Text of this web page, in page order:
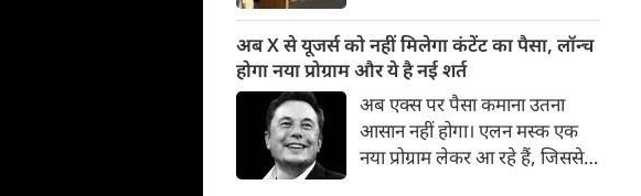
थीम, एक आवाज, सशक्त भविष्य,
गरिमा, समावेशन के माध्यम से न्याय
पहुंचना है। न्याय, स्वतंत्रता और
बंधुत्व को लोकतंत्र का आधार बनाया
गया है। मध्यस्थता के माध्यम से छोटे-
छोटे मामलों का निपटारा कर हम केस
अब X से यूजर्स को नहीं मिलेगा कंटेंट का पैसा, लॉन्‍च
होगा नया प्रोग्राम और ये है नई शर्त
अब एक्‍स पर पैसा कमाना उतना
आसान नहीं होगा। एलन मस्‍क एक
नया प्रोग्राम लेकर आ रहे हैं, जिससे